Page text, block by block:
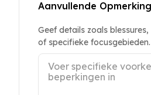
Aanvullende
Geef details zoals
of specifieke focusgebieden.